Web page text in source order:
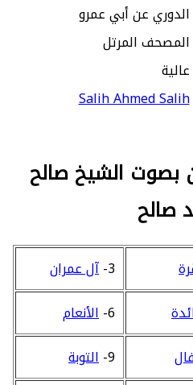
الدوري عن أبي عمرو
المصحف المرتل
عالية
Salih Ahmed Salih
بصوت الشيخ صالح
صالح
3- آل عمران
6- الأنعام
9- التوبة